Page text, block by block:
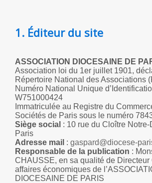
1. Éditeur du site
ASSOCIATION DIOCESAINE DE
Association loi du 1er juillet 1901,
Répertoire National des Associations
Numéro National Unique
W751000424
Immatriculée au Registre du
Sociétés de Paris sous le numéro
Siège social : 10 rue du Cloître
Paris
Adresse mail : gaspard@diocese-
Responsable de la publication :
CHAUSSE, en sa qualité de Directeur
affaires économiques de
DIOCESAINE DE PARIS